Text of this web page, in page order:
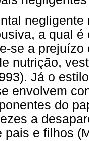
a qual
se a
nutrição,
Já o
envolvem
do
a
pais e filhos